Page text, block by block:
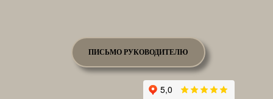
ПИСЬМО РУКОВОДИТЕЛЮ